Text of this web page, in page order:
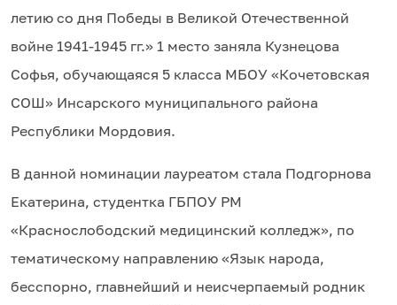
летию со дня Победы в Великой Отечественной
войне 1941-1945 гг.» 1 место заняла Кузнецова
Софья, обучающаяся 5 класса МБОУ «Кочетовская
СОШ» Инсарского муниципального района
Республики Мордовия.
В данной номинации лауреатом стала Подгорнова
Екатерина, студентка ГБПОУ РМ
«Краснослободский медицинский колледж», по
тематическому направлению «Язык народа,
бесспорно, главнейший и неисчерпаемый родник